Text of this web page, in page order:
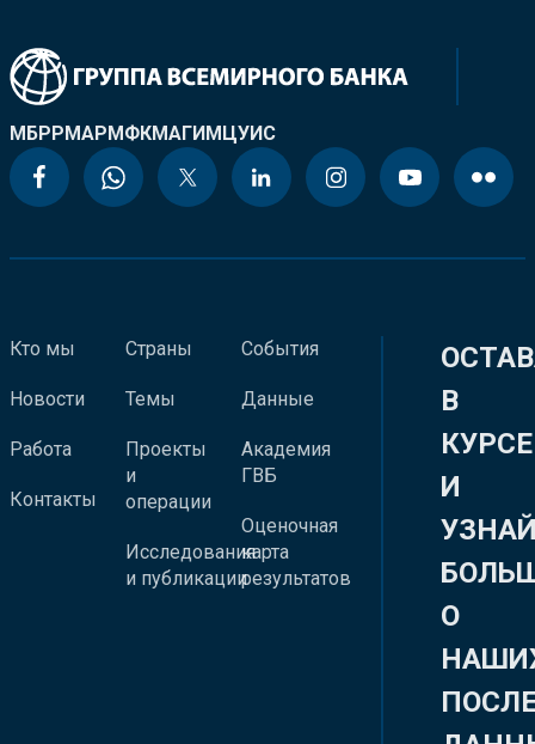
МБРРМАРМФКМАГИМЦУИС
Кто мы
Новости
Работа
Контакты
Страны
Темы
Проекты
и
операции
Исследования
и публикации
События
Данные
Академия
ГВБ
Оценочная
карта
результатов
В
КУРСЕ
И
О